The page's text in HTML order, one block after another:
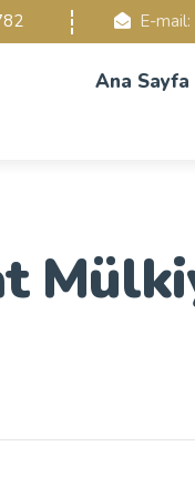
E-mail:
Ana Sayfa